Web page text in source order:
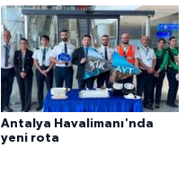
Antalya Havalimanı'nda
yeni rota